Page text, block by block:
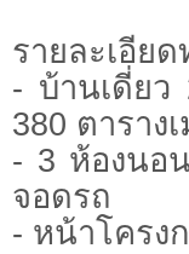
รายละเอีย
- บ้านเดี่ย
380 ตาราง
- 3 ห้องนอ
จอดรถ
- หน้าโครง